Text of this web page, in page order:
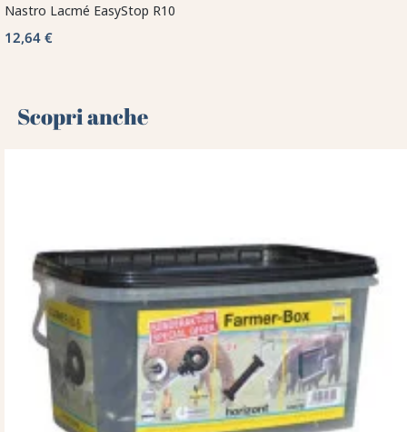
Nastro Lacmé EasyStop R10
12,64 €
Scopri anche 🌻